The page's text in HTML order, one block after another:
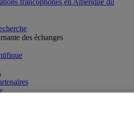
francophones en Amérique du
des échanges